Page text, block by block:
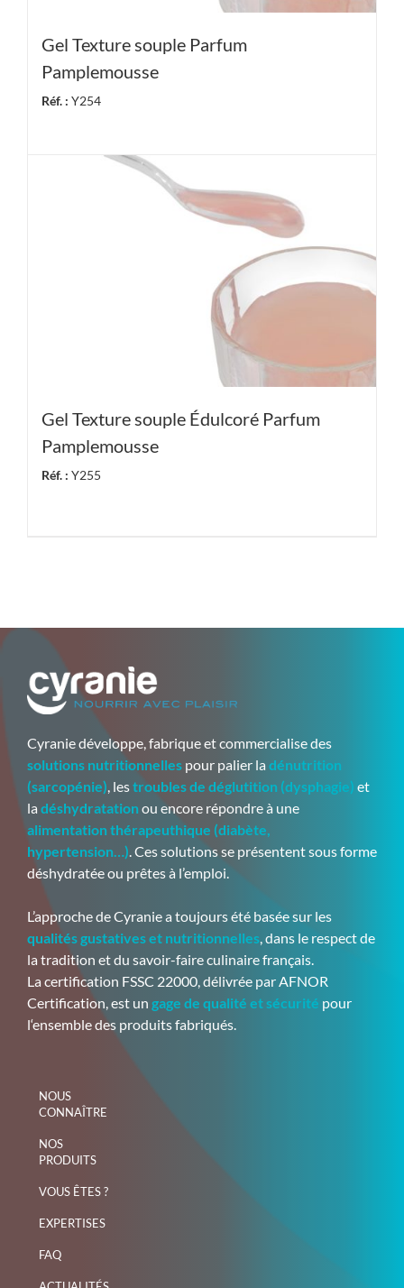
Gel Texture souple Parfum
Pamplemousse
Réf. : Y254
Gel Texture souple Édulcoré Parfum
Pamplemousse
Réf. : Y255
Cyranie développe, fabrique et commercialise des
solutions nutritionnelles pour palier la dénutrition
(sarcopénie), lestroubles de déglutition (dysphagie) et
la déshydratation ou encore répondre à une
alimentation thérapeuthique (diabète,
hypertension…). Ces solutions se présentent sous forme
déshydratée ou prêtes à l’emploi.
L’approche de Cyranie a toujours été basée sur les
qualités gustatives et nutritionnelles, dans le respect de
la tradition et du savoir-faire culinaire français.
La certification FSSC 22000, délivrée par AFNOR
Certification, est un gage de qualité et sécurité pour
l‘ensemble des produits fabriqués.
NOUS
CONNAÎTRE
NOS
PRODUITS
VOUS ÊTES ?
EXPERTISES
FAQ